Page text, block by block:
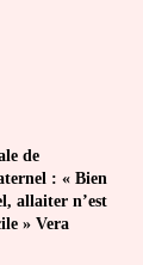
de
: « Bien
allaiter n’est
» Vera